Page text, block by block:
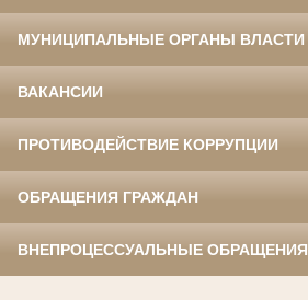
МУНИЦИПАЛЬНЫЕ ОРГАНЫ ВЛАСТИ
ВАКАНСИИ
ПРОТИВОДЕЙСТВИЕ КОРРУПЦИИ
ОБРАЩЕНИЯ ГРАЖДАН
ВНЕПРОЦЕССУАЛЬНЫЕ ОБРАЩЕНИЯ